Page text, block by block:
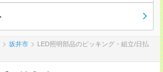
坂井市
LED照明部品のピッキング・組立/日払